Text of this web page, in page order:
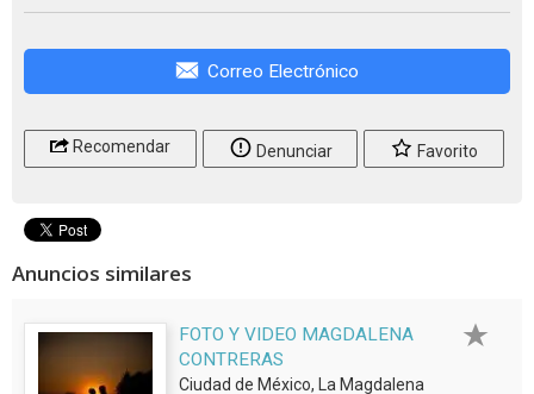
Correo Electrónico
Recomendar Denunciar Favorito
Anuncios similares
FOTO Y VIDEO MAGDALENA
CONTRERAS
Ciudad de México, La Magdalena